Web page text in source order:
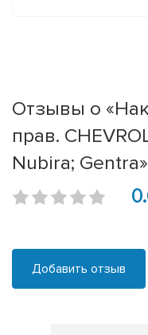
Отзывы о
прав.
Nubira; Gentra»
Добавить отзыв